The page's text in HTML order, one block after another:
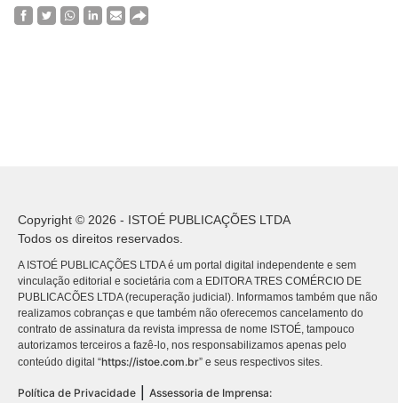
Copyright © 2026 - ISTOÉ PUBLICAÇÕES LTDA
Todos os direitos reservados.
A ISTOÉ PUBLICAÇÕES LTDA é um portal digital independente e sem
vinculação editorial e societária com a EDITORA TRES COMÉRCIO DE
PUBLICACÕES LTDA (recuperação judicial). Informamos também que não
realizamos cobranças e que também não oferecemos cancelamento do
contrato de assinatura da revista impressa de nome ISTOÉ, tampouco
autorizamos terceiros a fazê-lo, nos responsabilizamos apenas pelo
conteúdo digital “https://istoe.com.br” e seus respectivos sites.
Política de Privacidade Assessoria de Imprensa: